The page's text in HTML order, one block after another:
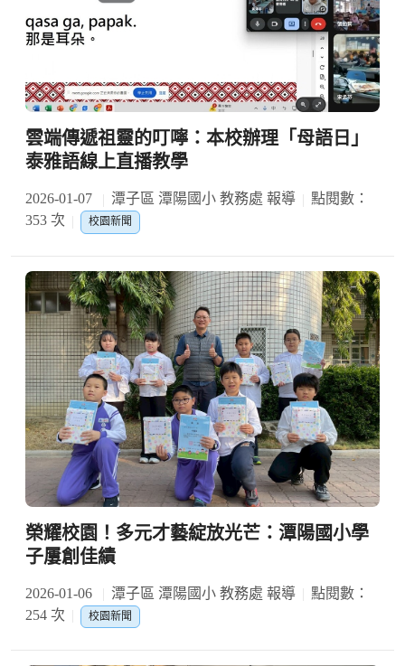
雲端傳遞祖靈的叮嚀：本校辦理「母語日」
泰雅語線上直播教學
2026-01-07 潭子區 潭陽國小 教務處 報導
點閱數：
353 次
校園新聞
榮耀校園！多元才藝綻放光芒：潭陽國小學
子屢創佳績
2026-01-06 潭子區 潭陽國小 教務處 報導
點閱數：
254 次
校園新聞